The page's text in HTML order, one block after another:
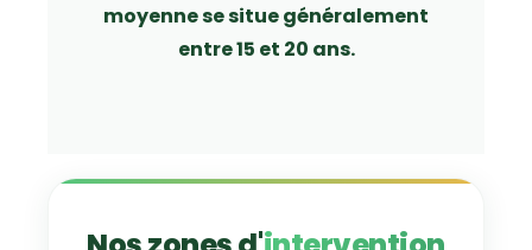
moyenne se situe généralement
entre 15 et 20 ans.